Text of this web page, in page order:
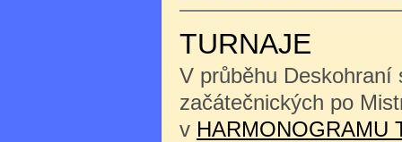
TURNAJE
V průběhu Deskohraní
začátečnických po
v HARMONOGRAMU